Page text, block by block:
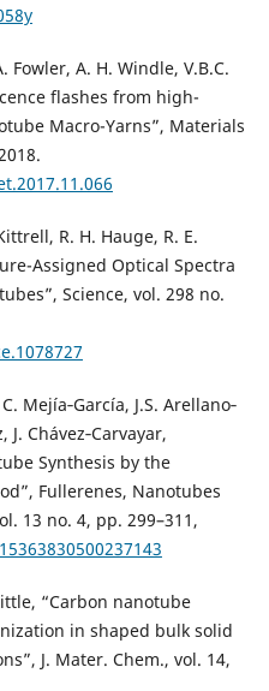
Fowler, A. H. Windle, V.B.C.
flashes from high-
Macro-Yarns”, Materials
R. H. Hauge, R. E.
Assigned Optical Spectra
Science, vol. 298 no.
Mejía‐García, J.S. Arellano‐
J. Chávez‐Carvayar,
Synthesis by the
Fullerenes, Nanotubes
13 no. 4, pp. 299–311,
“Carbon nanotube
in shaped bulk solid
J. Mater. Chem., vol. 14,